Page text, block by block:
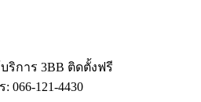
ริการ 3BB ติดตั้งฟรี
066-121-4430